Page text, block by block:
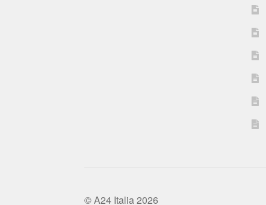
© A24 Italia 2026